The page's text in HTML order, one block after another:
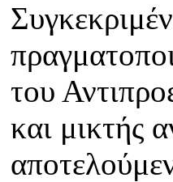
του
και μικτής